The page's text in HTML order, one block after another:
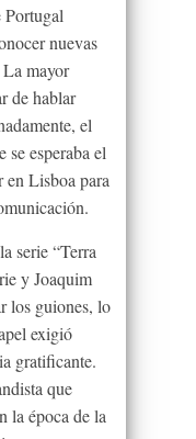
Portugal
nuevas
La mayor
de hablar
el
se esperaba el
en Lisboa para
serie “Terra
y Joaquim
los guiones, lo
exigió
gratificante.
que
la época de la